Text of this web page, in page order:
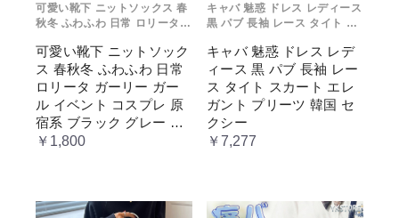
可愛い靴下 ニットソックス 春
秋冬 ふわふわ 日常 ロリータ
プレ 原宿系 ブラック グレー
ベージュ cm067t2t2x1 ホワ
イト
可愛い靴下 ニットソック
ス 春秋冬 ふわふわ 日常
ロリータ ガーリー ガー
ル イベント コスプレ 原
宿系 ブラック グレー ベ
ージュ cm067t2t2x1 ホワ
￥1,800
キャバ 魅惑 ドレス レディース
黒 パブ 長袖 レース タイト ス
国 セクシー
キャバ 魅惑 ドレス レデ
ィース 黒 パブ 長袖 レー
ス タイト スカート エレ
ガント プリーツ 韓国 セ
クシー
￥7,277